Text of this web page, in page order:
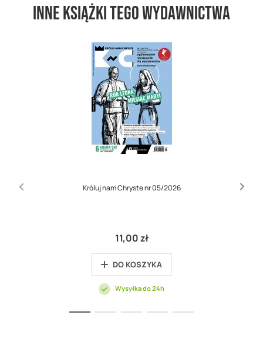
Inne książki tego wydawnictwa
Króluj nam Chryste nr 05/2026
11,00 zł
DO KOSZYKA
Wysyłka do 24h